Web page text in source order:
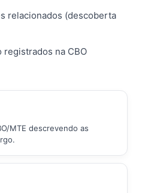
relacionados (descoberta
registrados na CBO
MTE descrevendo as